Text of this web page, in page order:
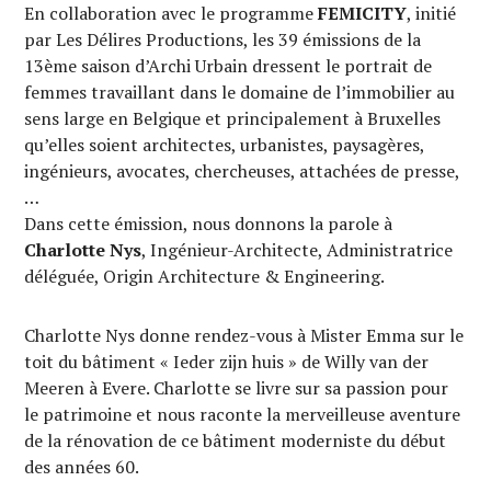
En collaboration avec le programmeFEMICITY, initié
par Les Délires Productions, les 39 émissions de la
13ème saison d’Archi Urbain dressent le portrait de
femmes travaillant dans le domaine de l’immobilier au
sens large en Belgique et principalement à Bruxelles
qu’elles soient architectes, urbanistes, paysagères,
ingénieurs, avocates, chercheuses, attachées de presse,
…
Dans cette émission, nous donnons la parole à
Charlotte Nys, Ingénieur-Architecte, Administratrice
déléguée, Origin Architecture & Engineering.
Charlotte Nys donne rendez-vous à Mister Emma sur le
toit du bâtiment « Ieder zijn huis » de Willy van der
Meeren à Evere. Charlotte se livre sur sa passion pour
le patrimoine et nous raconte la merveilleuse aventure
de la rénovation de ce bâtiment moderniste du début
des années 60.